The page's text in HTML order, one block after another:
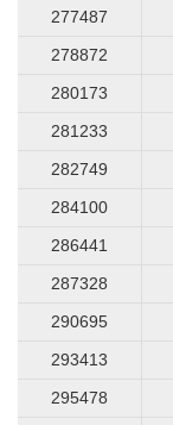
277487
278872
280173
281233
282749
284100
286441
287328
290695
293413
295478